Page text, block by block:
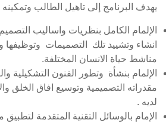
يهدف البرنامج إلى تاهيل الطالب
الإلمام الكامل بنظريات واساليب
انشاء وتشييد تلك التصميمات وتوظيفها
مناشط حياة الانسان المختلفة.
الإلمام بنشأة وتطور الفنون التشكيلية
مقدراته التصميمية وتوسيع افاق الخلق
لديه .
الإمام بالوسائل التقنية المتقدمة لتطبيق